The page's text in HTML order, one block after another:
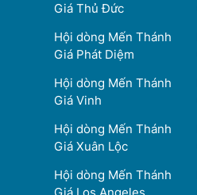
Giá Thủ Đức
Hội dòng Mến Thánh
Giá Phát Diệm
Hội dòng Mến Thánh
Giá Vinh
Hội dòng Mến Thánh
Giá Xuân Lộc
Hội dòng Mến Thánh